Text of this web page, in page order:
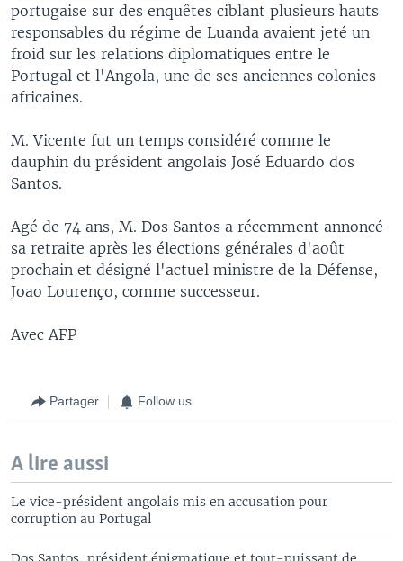
portugaise sur des enquêtes ciblant plusieurs hauts
responsables du régime de Luanda avaient jeté un
froid sur les relations diplomatiques entre le
Portugal et l'Angola, une de ses anciennes colonies
africaines.
M. Vicente fut un temps considéré comme le
dauphin du président angolais José Eduardo dos
Santos.
Agé de 74 ans, M. Dos Santos a récemment annoncé
sa retraite après les élections générales d'août
prochain et désigné l'actuel ministre de la Défense,
Joao Lourenço, comme successeur.
Avec AFP
Partager Follow us
A lire aussi
Le vice-président angolais mis en accusation pour
corruption au Portugal